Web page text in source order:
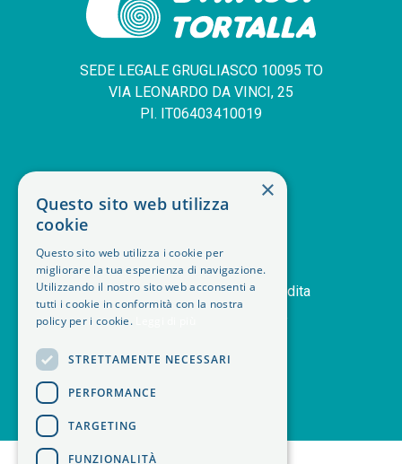
SEDE LEGALE GRUGLIASCO 10095 TO
VIA LEONARDO DA VINCI, 25
PI. IT06403410019
deskphone +39 011 408 14 28
orders Storico ordini
handshake Termini e condizioni di vendita
delivery_truck_speed
×
Questo sito web utilizza
cookie
Questo sito web utilizza i cookie per
migliorare la tua esperienza di navigazione.
Utilizzando il nostro sito web acconsenti a
tutti i cookie in conformità con la nostra
policy per i cookie.
STRETTAMENTE NECESSARI
PERFORMANCE
TARGETING
FUNZIONALITÀ